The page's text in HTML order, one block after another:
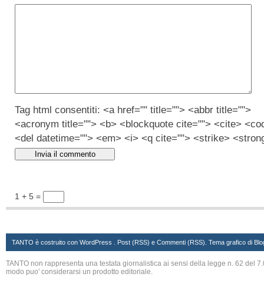
Tag html consentiti: <a href="" title=""> <abbr title="">
<acronym title=""> <b> <blockquote cite=""> <cite>
<del datetime=""> <em> <i> <q cite=""> <strike>
1 + 5 =
TANTO è costruito con WordPress . Post (RSS) e Commenti (RSS) . Tema grafico di
TANTO non rappresenta una testata giornalistica ai sensi della legge n. 62 del
modo puo' considerarsi un prodotto editoriale.